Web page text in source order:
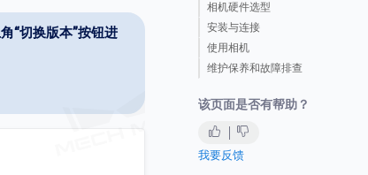
相机硬件选型
安装与连接
使用相机
维护保养和故障排查
该页面是否有帮助？
我要反馈
“切换版本”按钮进